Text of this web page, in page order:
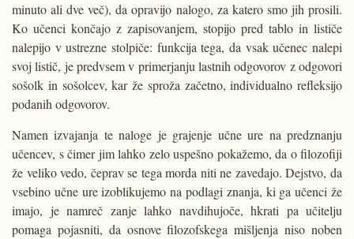
minuto ali dve več), da opravijo nalogo, za katero smo jih prosili.
Ko učenci končajo z zapisovanjem, stopijo pred tablo in lističe
nalepijo v ustrezne stolpiče: funkcija tega, da vsak učenec nalepi
svoj listič, je predvsem v primerjanju lastnih odgovorov z odgovori
sošolk in sošolcev, kar že sproža začetno, individualno refleksijo
podanih odgovorov.
Namen izvajanja te naloge je grajenje učne ure na predznanju
učencev, s čimer jim lahko zelo uspešno pokažemo, da o filozofiji
že veliko vedo, čeprav se tega morda niti ne zavedajo. Dejstvo, da
vsebino učne ure izoblikujemo na podlagi znanja, ki ga učenci že
imajo, je namreč zanje lahko navdihujoče, hkrati pa učitelju
pomaga pojasniti, da osnove filozofskega mišljenja niso noben